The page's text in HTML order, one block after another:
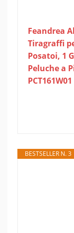
Feandrea
Tiragraffi
Posatoi, 1
Peluche a
PCT161W01
BESTSELLER N. 3